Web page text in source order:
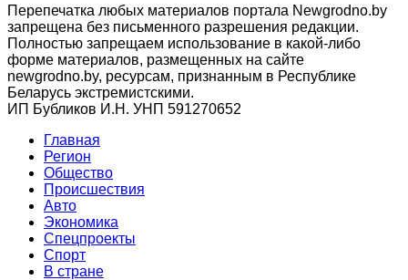
Перепечатка любых материалов портала Newgrodno.by
запрещена без письменного разрешения редакции.
Полностью запрещаем использование в какой-либо
форме материалов, размещенных на сайте
newgrodno.by, ресурсам, признанным в Республике
Беларусь экстремистскими.
ИП Бубликов И.Н. УНП 591270652
Главная
Регион
Общество
Происшествия
Авто
Экономика
Спецпроекты
Cпорт
В стране